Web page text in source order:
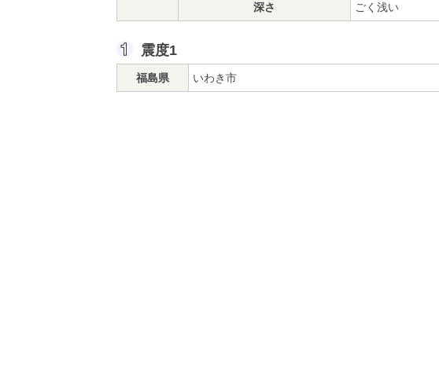
深さ ごく浅い
震度1
福島県 いわき市